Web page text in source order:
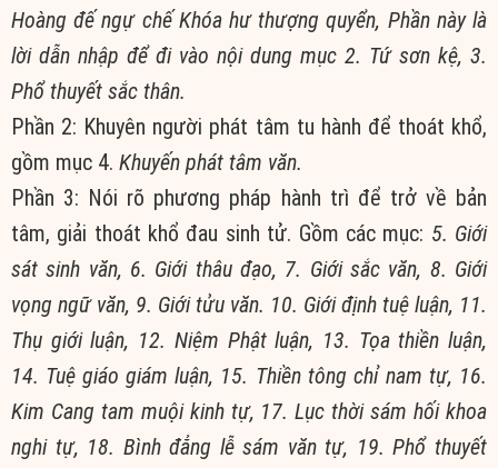
Hoàng đế ngự chế Khóa hư thượng quyển, Phần này là
lời dẫn nhập để đi vào nội dung mục 2. Tứ sơn kệ, 3.
Phổ thuyết sắc thân.
Phần 2: Khuyên người phát tâm tu hành để thoát khổ,
gồm mục 4. Khuyến phát tâm văn.
Phần 3: Nói rõ phương pháp hành trì để trở về bản
tâm, giải thoát khổ đau sinh tử. Gồm các mục: 5. Giới
sát sinh văn, 6. Giới thâu đạo, 7. Giới sắc văn, 8. Giới
vọng ngữ văn, 9. Giới tửu văn. 10. Giới định tuệ luận, 11.
Thụ giới luận, 12. Niệm Phật luận, 13. Tọa thiền luận,
14. Tuệ giáo giám luận, 15. Thiền tông chỉ nam tự, 16.
Kim Cang tam muội kinh tự, 17. Lục thời sám hối khoa
nghi tự, 18. Bình đẳng lễ sám văn tự, 19. Phổ thuyết